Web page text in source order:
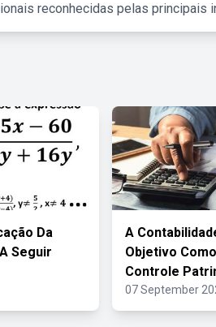
reconhecidas pelas principais
Da
Seguir
A
Objetivo
Controle
07 September